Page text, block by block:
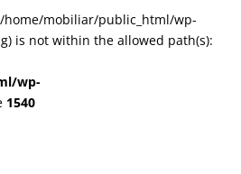
home/mobiliar/public_html/wp-
is not within the allowed path(s):
wp-
1540